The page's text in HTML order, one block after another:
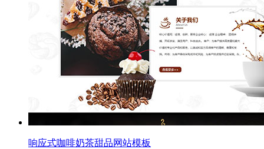
响应式咖啡奶茶甜品网站模板